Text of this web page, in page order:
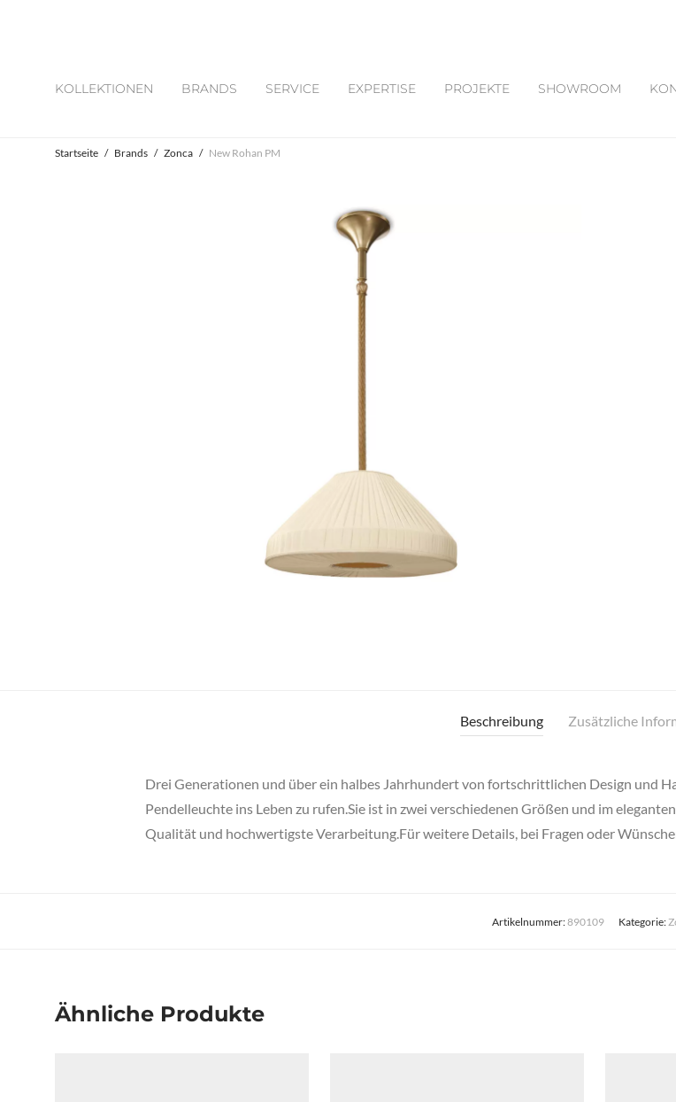
KOLLEKTIONEN BRANDS SERVICE EXPERTISE PROJEKTE SHOWROOM
Startseite / Brands / Zonca / New Rohan PM
Beschreibung Zusätzliche
Drei Generationen und über ein halbes Jahrhundert von fortschrittlichen Design und
Pendelleuchte ins Leben zu rufen.Sie ist in zwei verschiedenen Größen und im
Qualität und hochwertigste Verarbeitung.Für weitere Details, bei Fragen oder
Artikelnummer:890109 Kategorie:
Ähnliche Produkte